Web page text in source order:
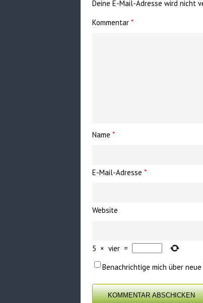
Deine E-Mail-Adresse wird nicht
Kommentar *
Name *
E-Mail-Adresse *
Website
5 × vier =
Benachrichtige mich über